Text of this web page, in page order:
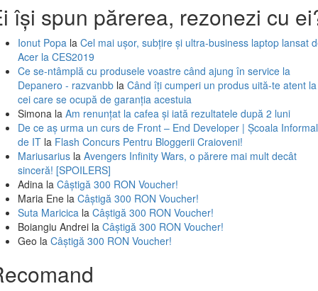
își spun părerea, rezonezi cu
Ionut Popa la Cel mai ușor, subțire și ultra-business laptop lansat
Acer la CES2019
Ce se-ntâmplă cu produsele voastre când ajung în service la
Depanero - razvanbb la Când îți cumperi un produs uită-te atent la
cei care se ocupă de garanția acestuia
Simona la Am renunțat la cafea și iată rezultatele după 2 luni
De ce aș urma un curs de Front – End Developer | Școala
de IT la Flash Concurs Pentru Bloggerii Craioveni!
Mariusarius la Avengers Infinity Wars, o părere mai mult decât
sinceră! [SPOILERS]
Adina la Câștigă 300 RON Voucher!
Maria Ene la Câștigă 300 RON Voucher!
Suta Maricica la Câștigă 300 RON Voucher!
Boiangiu Andrei la Câștigă 300 RON Voucher!
Geo la Câștigă 300 RON Voucher!